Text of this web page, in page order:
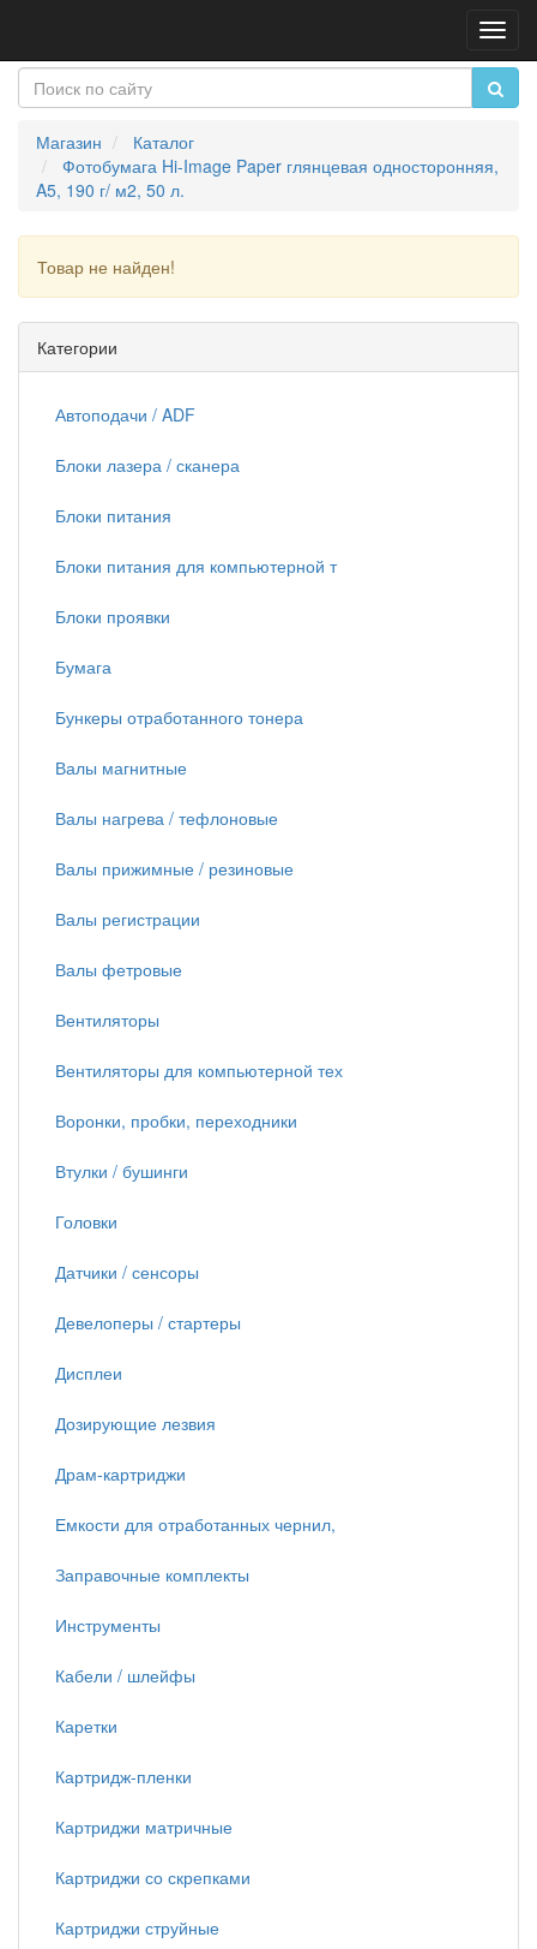
Магазин
Каталог
Фотобумага Hi-Image Paper глянцевая односторонняя,
A5, 190 г/ м2, 50 л.
Товар не найден!
Категории
Автоподачи / ADF
Блоки лазера / сканера
Блоки питания
Блоки питания для компьютерной т
Блоки проявки
Бумага
Бункеры отработанного тонера
Валы магнитные
Валы нагрева / тефлоновые
Валы прижимные / резиновые
Валы регистрации
Валы фетровые
Вентиляторы
Вентиляторы для компьютерной тех
Воронки, пробки, переходники
Втулки / бушинги
Головки
Датчики / сенсоры
Девелоперы / стартеры
Дисплеи
Дозирующие лезвия
Драм-картриджи
Емкости для отработанных чернил,
Заправочные комплекты
Инструменты
Кабели / шлейфы
Каретки
Картридж-пленки
Картриджи матричные
Картриджи со скрепками
Картриджи струйные